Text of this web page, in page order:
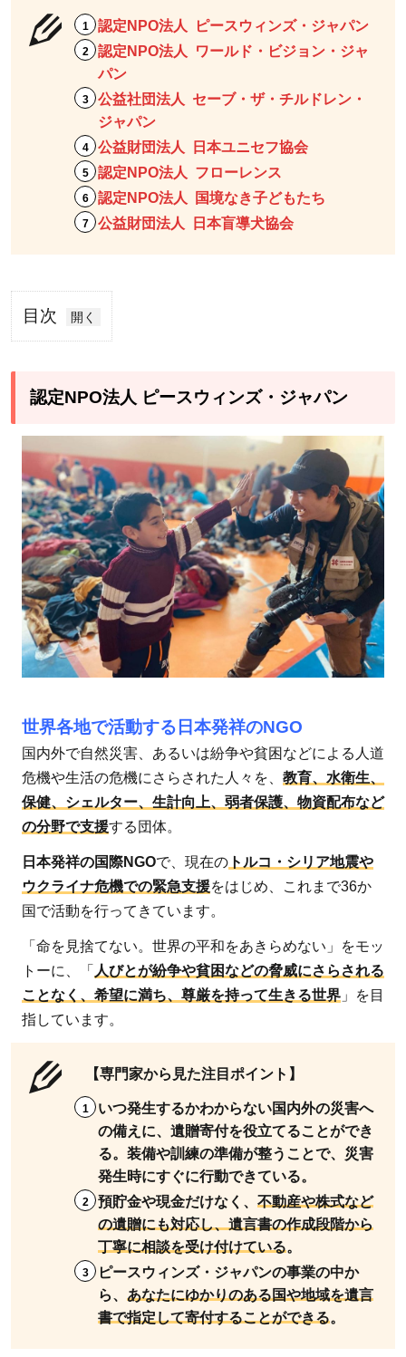
認定NPO法人 ピースウィンズ・ジャパン
認定NPO法人 ワールド・ビジョン・ジャ
パン
公益社団法人 セーブ・ザ・チルドレン・
ジャパン
公益財団法人 日本ユニセフ協会
認定NPO法人 フローレンス
認定NPO法人 国境なき子どもたち
公益財団法人 日本盲導犬協会
目次
1
NPO
ピー
スウ
ィン
ズ・
ジャ
パン
2
認定
NPO
法人
ワー
ド・
ビジ
ョ
ン・
ジャ
3
公益
社団
法人
セー
ブ・
ザ・
ドレ
ン・
認定NPO法人 ピースウィンズ・ジャパン
世界各地で活動する日本発祥のNGO
国内外で自然災害、あるいは紛争や貧困などによる人道
危機や生活の危機にさらされた人々を、 教育、水衛生、
保健、シェルター、生計向上、弱者保護、物資配布など
の分野で支援する団体。
日本発祥の国際NGOで、現在の トルコ・シリア地震や
ウクライナ危機での緊急支援をはじめ、これまで36か
国で活動を行ってきています。
「命を見捨てない。世界の平和をあきらめない」をモッ
トーに、「 人びとが紛争や貧困などの脅威にさらされる
ことなく、希望に満ち、尊厳を持って生きる世界 」を目
指しています。
【専門家から見た注目ポイント】
いつ発生するかわからない国内外の災害へ
の備えに、遺贈寄付を役立てることができ
る。装備や訓練の準備が整うことで、災害
発生時にすぐに行動できている。
預貯金や現金だけなく、不動産や株式など
の遺贈にも対応し、遺言書の作成段階から
丁寧に相談を受け付けている
ピースウィンズ・ジャパンの事業の中か
ら、
あなたにゆかりのある国や地域を遺言
書で指定して寄付することができる